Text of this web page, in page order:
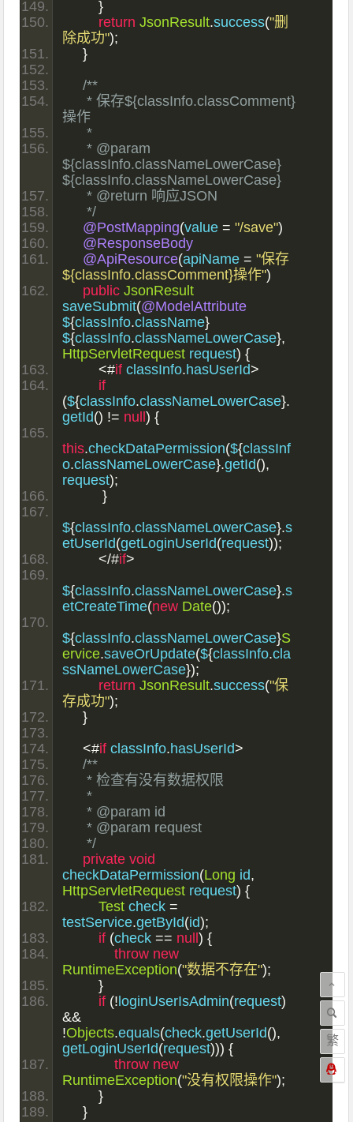
}
return JsonResult.success("删
除成功");
}
/**
     * 保存${classInfo.classComment}
操作
     *
     * @param
${classInfo.classNameLowerCase}
${classInfo.classNameLowerCase}
     * @return 响应JSON
     */
@PostMapping(value = "/save")
@ResponseBody
@ApiResource(apiName = "保存
${classInfo.classComment}操作")
public JsonResult
saveSubmit(@ModelAttribute
${classInfo.className}
${classInfo.classNameLowerCase},
HttpServletRequest request) {
<#if classInfo.hasUserId>
if
(${classInfo.classNameLowerCase}.
getId() != null) {
this.checkDataPermission(${classInf
o.classNameLowerCase}.getId(),
request);
}
${classInfo.classNameLowerCase}.s
etUserId(getLoginUserId(request));
</#if>
${classInfo.classNameLowerCase}.s
etCreateTime(new Date());
${classInfo.classNameLowerCase}S
ervice.saveOrUpdate(${classInfo.cla
ssNameLowerCase});
return JsonResult.success("保
存成功");
}
<#if classInfo.hasUserId>
/**
     * 检查有没有数据权限
     *
     * @param id
     * @param request
     */
private void
checkDataPermission(Long id,
HttpServletRequest request) {
Test check =
testService.getById(id);
if (check == null) {
throw new
RuntimeException("数据不存在");
}
if (!loginUserIsAdmin(request)
&&
!Objects.equals(check.getUserId(),
getLoginUserId(request))) {
throw new
RuntimeException("没有权限操作");
}
}
繁